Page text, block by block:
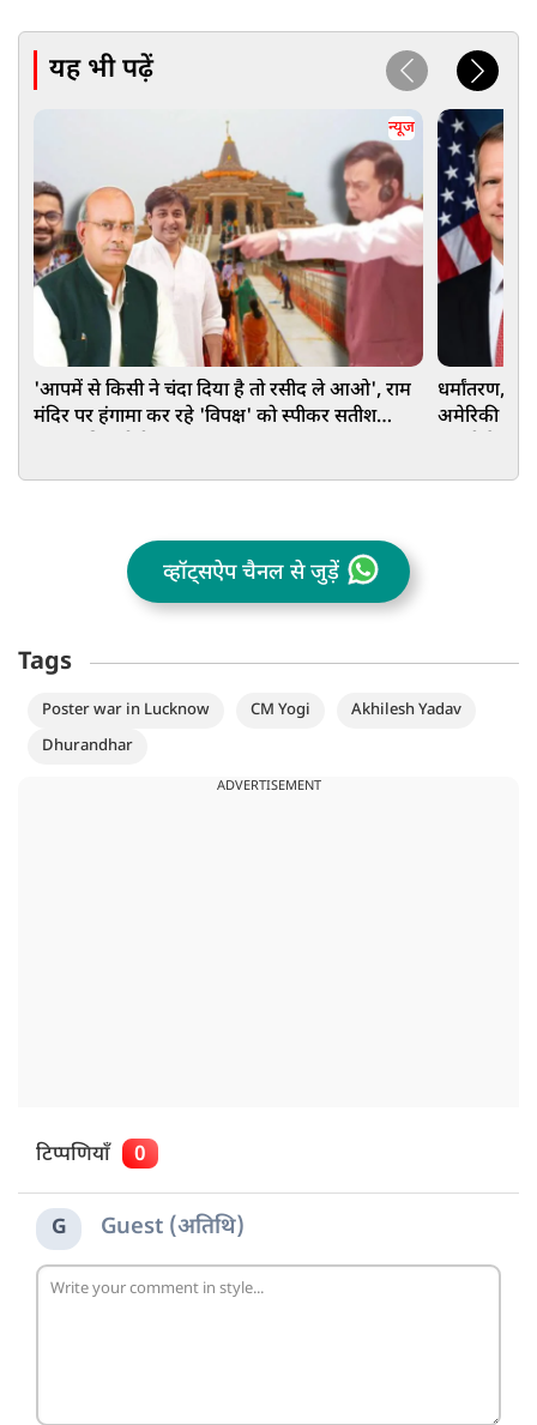
यह भी पढ़ें
न्यूज
'आपमें से किसी ने चंदा दिया है तो रसीद ले आओ', राम
मंदिर पर हंगामा कर रहे 'विपक्ष' को स्पीकर सतीश
धर्मांतरण,
अमेरिकी
व्हॉट्सऐप चैनल से जुड़ें
Tags
Poster war in Lucknow CM Yogi
Akhilesh Yadav
Dhurandhar
ADVERTISEMENT
टिप्पणियाँ 0
G Guest (अतिथि)